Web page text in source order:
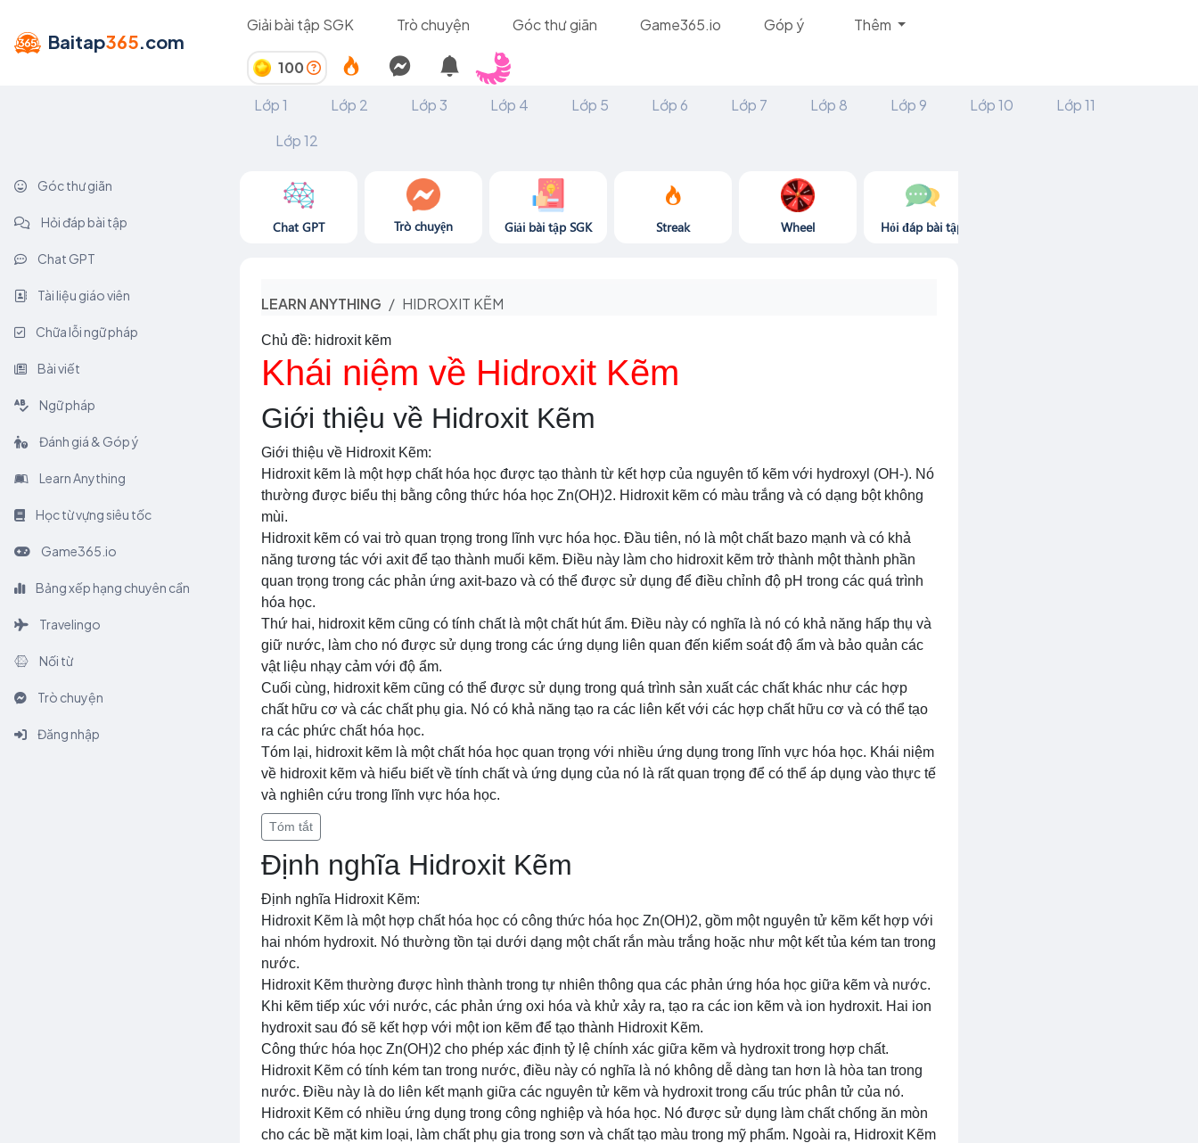
Baitap365.com
Giải bài tập SGK Trò chuyện Góc thư giãn Game365.io Góp ý Thêm
100
Lớp 1
Lớp 2 Lớp 3 Lớp 4 Lớp 5 Lớp 6 Lớp 7 Lớp 8 Lớp 9 Lớp 10
Lớp 11
Lớp 12
Góc thư giãn
Hỏi đáp bài tập
Chat GPT
Tài liệu giáo viên
Chữa lỗi ngữ pháp
Bài viết
Ngữ pháp
Đánh giá & Góp ý
Learn Anything
Học từ vựng siêu tốc
Game365.io
Bảng xếp hạng chuyên cần
Travelingo
Nối từ
Trò chuyện
Đăng nhập
Chat GPT Trò chuyện Giải bài tập SGK Streak Wheel Hỏi đáp bài tập
LEARN ANYTHING HIDROXIT KẼM
Chủ đề: hidroxit kẽm
Khái niệm về Hidroxit Kẽm
Giới thiệu về Hidroxit Kẽm
Giới thiệu về Hidroxit Kẽm:
Hidroxit kẽm là một hợp chất hóa học được tạo thành từ kết hợp của nguyên tố kẽm với hydroxyl (OH-). Nó
thường được biểu thị bằng công thức hóa học Zn(OH)2. Hidroxit kẽm có màu trắng và có dạng bột không
mùi.
Hidroxit kẽm có vai trò quan trọng trong lĩnh vực hóa học. Đầu tiên, nó là một chất bazo mạnh và có khả
năng tương tác với axit để tạo thành muối kẽm. Điều này làm cho hidroxit kẽm trở thành một thành phần
quan trọng trong các phản ứng axit-bazo và có thể được sử dụng để điều chỉnh độ pH trong các quá trình
hóa học.
Thứ hai, hidroxit kẽm cũng có tính chất là một chất hút ẩm. Điều này có nghĩa là nó có khả năng hấp thụ và
giữ nước, làm cho nó được sử dụng trong các ứng dụng liên quan đến kiểm soát độ ẩm và bảo quản các
vật liệu nhạy cảm với độ ẩm.
Cuối cùng, hidroxit kẽm cũng có thể được sử dụng trong quá trình sản xuất các chất khác như các hợp
chất hữu cơ và các chất phụ gia. Nó có khả năng tạo ra các liên kết với các hợp chất hữu cơ và có thể tạo
ra các phức chất hóa học.
Tóm lại, hidroxit kẽm là một chất hóa học quan trọng với nhiều ứng dụng trong lĩnh vực hóa học. Khái niệm
về hidroxit kẽm và hiểu biết về tính chất và ứng dụng của nó là rất quan trọng để có thể áp dụng vào thực tế
và nghiên cứu trong lĩnh vực hóa học.
Tóm tắt
Định nghĩa Hidroxit Kẽm
Định nghĩa Hidroxit Kẽm:
Hidroxit Kẽm là một hợp chất hóa học có công thức hóa học Zn(OH)2, gồm một nguyên tử kẽm kết hợp với
hai nhóm hydroxit. Nó thường tồn tại dưới dạng một chất rắn màu trắng hoặc như một kết tủa kém tan trong
nước.
Hidroxit Kẽm thường được hình thành trong tự nhiên thông qua các phản ứng hóa học giữa kẽm và nước.
Khi kẽm tiếp xúc với nước, các phản ứng oxi hóa và khử xảy ra, tạo ra các ion kẽm và ion hydroxit. Hai ion
hydroxit sau đó sẽ kết hợp với một ion kẽm để tạo thành Hidroxit Kẽm.
Công thức hóa học Zn(OH)2 cho phép xác định tỷ lệ chính xác giữa kẽm và hydroxit trong hợp chất.
Hidroxit Kẽm có tính kém tan trong nước, điều này có nghĩa là nó không dễ dàng tan hơn là hòa tan trong
nước. Điều này là do liên kết mạnh giữa các nguyên tử kẽm và hydroxit trong cấu trúc phân tử của nó.
Hidroxit Kẽm có nhiều ứng dụng trong công nghiệp và hóa học. Nó được sử dụng làm chất chống ăn mòn
cho các bề mặt kim loại, làm chất phụ gia trong sơn và chất tạo màu trong mỹ phẩm. Ngoài ra, Hidroxit Kẽm